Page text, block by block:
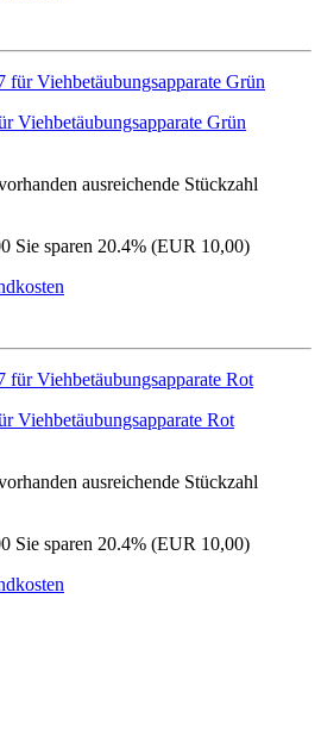
Viehbetäubungsapparate Grün
ausreichende Stückzahl
Sie sparen 20.4% (EUR 10,00)
Viehbetäubungsapparate Rot
ausreichende Stückzahl
Sie sparen 20.4% (EUR 10,00)